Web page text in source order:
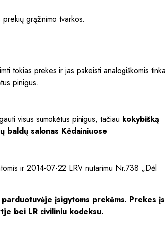
grąžinimo tvarkos.
tokias prekes ir jas pakeisti analogiškomis
pinigus.
visus sumokėtus pinigus, tačiau kokybišką
baldų salonas Kėdainiuose
ir 2014-07-22 LRV nutarimu Nr.738 „Dėl
įsigytoms prekėms. Prekes
bei LR civiliniu kodeksu.